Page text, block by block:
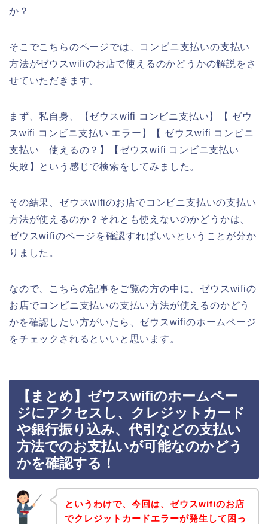
か？
そこでこちらのページでは、コンビニ支払いの支払い
方法がゼウスwifiのお店で使えるのかどうかの解説をさ
せていただきます。
まず、私自身、【ゼウスwifi コンビニ支払い】【 ゼウ
スwifi コンビニ支払い エラー】【 ゼウスwifi コンビニ
支払い 使えるの？】【ゼウスwifi コンビニ支払い
失敗】という感じで検索をしてみました。
その結果、ゼウスwifiのお店でコンビニ支払いの支払い
方法が使えるのか？それとも使えないのかどうかは、
ゼウスwifiのページを確認すればいいということが分か
りました。
なので、こちらの記事をご覧の方の中に、ゼウスwifiの
お店でコンビニ支払いの支払い方法が使えるのかどう
かを確認したい方がいたら、ゼウスwifiのホームページ
をチェックされるといいと思います。
【まとめ】ゼウスwifiのホームペー
ジにアクセスし、クレジットカード
や銀行振り込み、代引などの支払い
方法でのお支払いが可能なのかどう
かを確認する！
というわけで、今回は、ゼウスwifiのお店
でクレジットカードエラーが発生して困っ